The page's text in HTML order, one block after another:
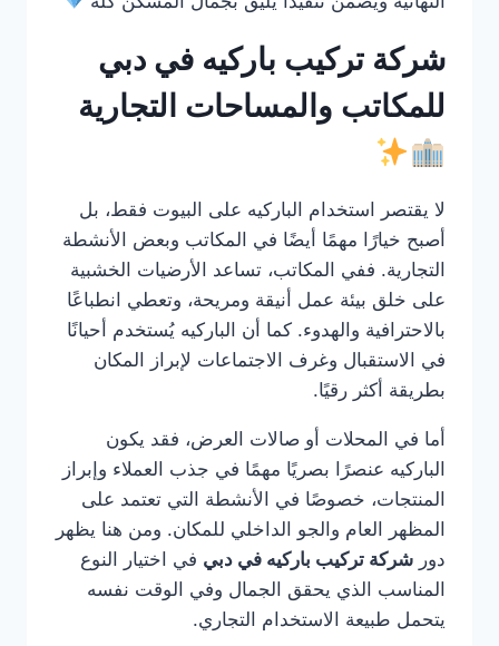
شركة تركيب باركيه في دبي
للمكاتب والمساحات التجارية
لا يقتصر استخدام الباركيه على البيوت فقط، بل
أصبح خيارًا مهمًا أيضًا في المكاتب وبعض الأنشطة
التجارية. ففي المكاتب، تساعد الأرضيات الخشبية
على خلق بيئة عمل أنيقة ومريحة، وتعطي انطباعًا
بالاحترافية والهدوء. كما أن الباركيه يُستخدم أحيانًا
في الاستقبال وغرف الاجتماعات لإبراز المكان
بطريقة أكثر رقيًا.
أما في المحلات أو صالات العرض، فقد يكون
الباركيه عنصرًا بصريًا مهمًا في جذب العملاء وإبراز
المنتجات، خصوصًا في الأنشطة التي تعتمد على
المظهر العام والجو الداخلي للمكان. ومن هنا يظهر
دور شركة تركيب باركيه في دبي في اختيار النوع
المناسب الذي يحقق الجمال وفي الوقت نفسه
يتحمل طبيعة الاستخدام التجاري.